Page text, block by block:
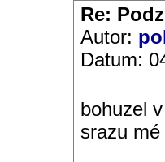
Re:
Autor:
Datum:
bohuzel
srazu